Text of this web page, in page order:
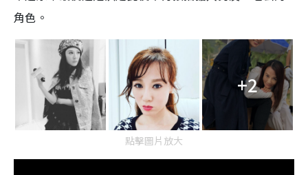
角色。
+2
點擊圖片放大